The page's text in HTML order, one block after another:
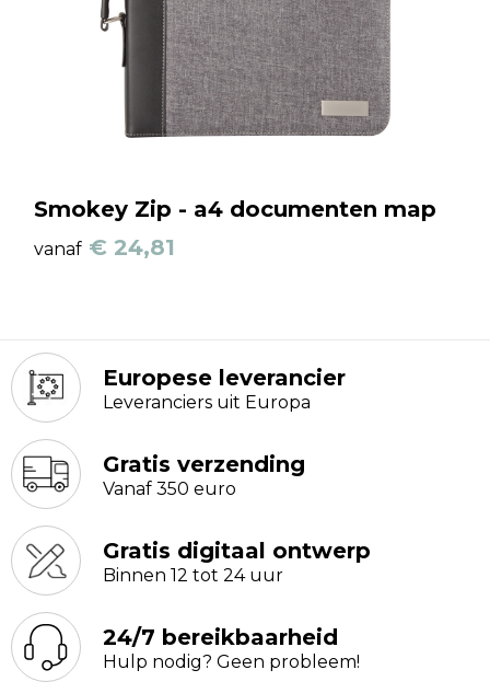
Smokey Zip - a4 documenten map
vanaf € 24,81
Europese leverancier
Leveranciers uit Europa
Gratis verzending
Vanaf 350 euro
Gratis digitaal ontwerp
Binnen 12 tot 24 uur
24/7 bereikbaarheid
Hulp nodig? Geen probleem!